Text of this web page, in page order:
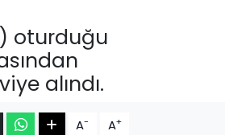
oturduğu
alındı.
A- A+